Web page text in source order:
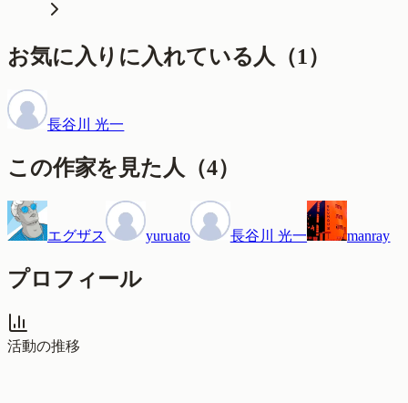
お気に入りに入れている人 （1）
長谷川 光一
この作家を見た人 （4）
エグザス yuruato 長谷川 光一 manray
プロフィール
活動の推移